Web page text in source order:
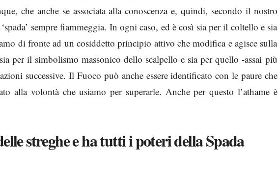
che anche se associata alla conoscenza e, quindi, secondo il nostro
sempre fiammeggia. In ogni caso, ed è così sia per il coltello e sia
di fronte ad un cosiddetto principio attivo che modifica e agisce sulla
per il simbolismo massonico dello scalpello e sia per quello -assai più
successive. Il Fuoco può anche essere identificato con le paure che
alla volontà che usiamo per superarle. Anche per questo l’athame è
streghe e ha tutti i poteri della Spada